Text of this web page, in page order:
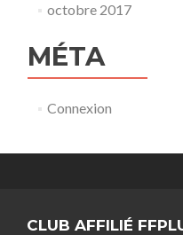
octobre 2017
MÉTA
Connexion
CLUB AFFILIÉ